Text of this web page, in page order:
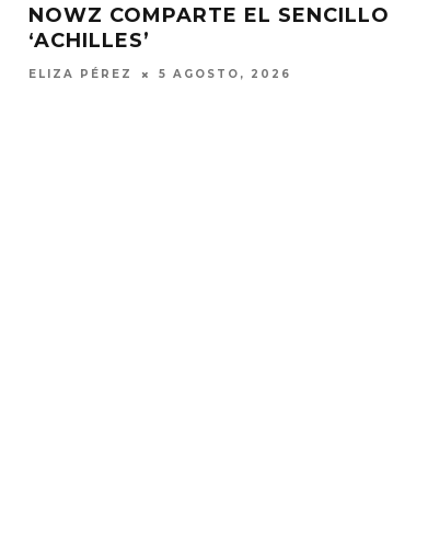
NOWZ COMPARTE EL SENCILLO
‘ACHILLES’
ELIZA PÉREZ 5 AGOSTO, 2026